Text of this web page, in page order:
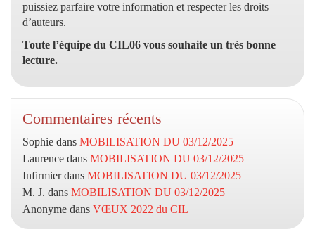
puissiez parfaire votre information et respecter les droits
d’auteurs.
Toute l’équipe du CIL06 vous souhaite un très bonne
lecture.
Commentaires récents
Sophie dans MOBILISATION DU 03/12/2025
Laurence dans MOBILISATION DU 03/12/2025
Infirmierdans MOBILISATION DU 03/12/2025
M. J. dans MOBILISATION DU 03/12/2025
Anonyme dans VŒUX 2022 du CIL